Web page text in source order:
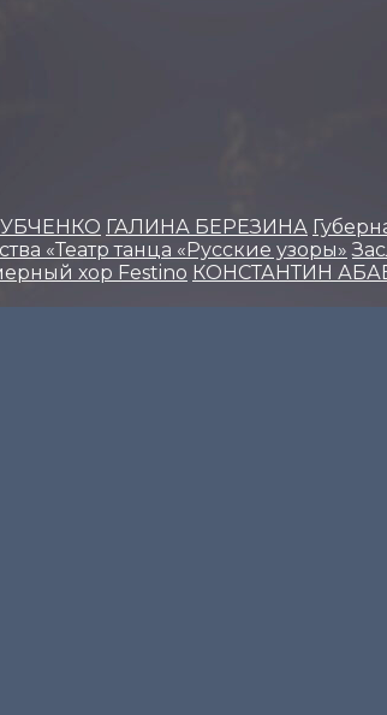
ГАЛИНА БЕРЕЗИНА
«Театр танца «Русские узоры»
хор Festino КОНСТАНТИН